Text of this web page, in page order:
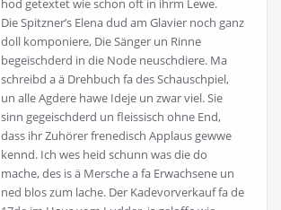
hod getextet wie schon oft in ihrm Lewe.
Die Spitzner’s Elena dud am Glavier noch ganz
doll komponiere, Die Sänger un Rinne
begeischderd in die Node neuschdiere. Ma
schreibd a ä Drehbuch fa des Schauschpiel,
un alle Agdere hawe Ideje un zwar viel. Sie
sinn gegeischderd un fleissisch ohne End,
dass ihr Zuhörer frenedisch Applaus gewwe
kennd. Ich wes heid schunn was die do
mache, des is ä Mersche a fa Erwachsene un
ned blos zum lache. Der Kadevorverkauf fa de